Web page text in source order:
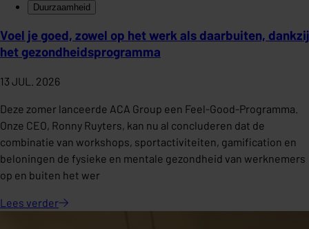
Duurzaamheid
Voel je goed, zowel op het werk als daarbuiten, dankzij
het gezondheidsprogramma
13 JUL. 2026
Deze zomer lanceerde ACA Group een Feel-Good-Programma.
Onze CEO, Ronny Ruyters, kan nu al concluderen dat de
combinatie van workshops, sportactiviteiten, gamification en
beloningen de fysieke en mentale gezondheid van werknemers
op en buiten het wer
Lees verder